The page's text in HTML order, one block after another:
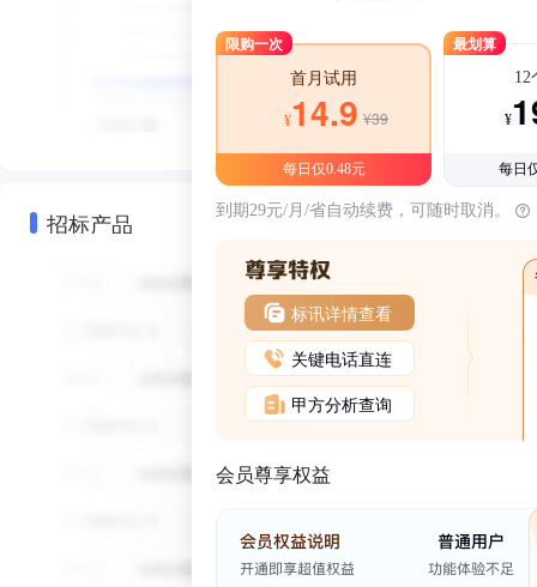
招标产品
限购一次
首月试用
¥14.9 ¥39
每日仅0.48元
最划算
12
¥
每日
到期29元/月/省自动续费，可随时取消。
标讯详情查看
关键电话直连
甲方分析查询
会员尊享权益